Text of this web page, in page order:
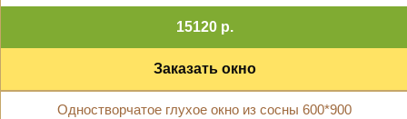
15120 р.
Заказать окно
Одностворчатое глухое окно из сосны 600*900